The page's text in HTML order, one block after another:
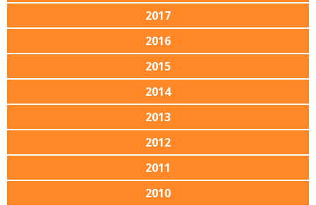
2017
2016
2015
2014
2013
2012
2011
2010